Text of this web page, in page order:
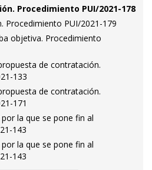
Procedimiento PUI/2021-178
Procedimiento PUI/2021-179
objetiva. Procedimiento
de contratación.
133
de contratación.
171
la que se pone fin al
143
la que se pone fin al
143